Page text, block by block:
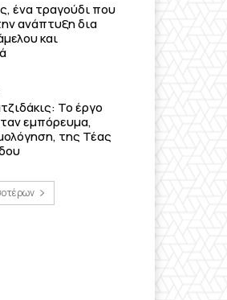
ένα τραγούδι που
ανάπτυξη δια
και
Το έργο
εμπόρευμα,
της Τέας